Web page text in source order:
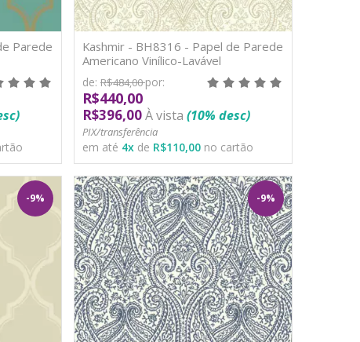
Parede
Kashmir - BH8316 - Papel de Parede
Americano Vinílico-Lavável
de: R$484,00por:
R$440,00
R$396,00À vista (10% desc)
PIX/transferência
em até 4xde R$110,00no cartão
-9% -9%